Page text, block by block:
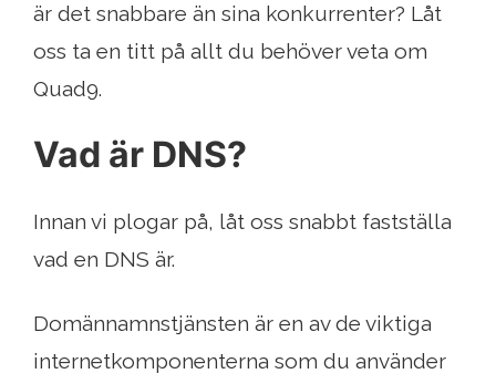
är det snabbare än sina konkurrenter? Låt
oss ta en titt på allt du behöver veta om
Quad9.
Vad är DNS?
Innan vi plogar på, låt oss snabbt fastställa
vad en DNS är.
Domännamnstjänsten är en av de viktiga
internetkomponenterna som du använder